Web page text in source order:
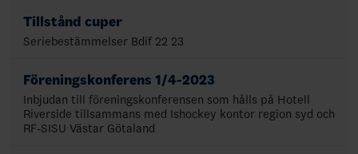
Tillstånd cuper
Seriebestämmelser Bdif 22 23
Föreningskonferens 1/4-2023
Inbjudan till föreningskonferensen som hålls på Hotell
Riverside tillsammans med Ishockey kontor region syd och
RF-SISU Västar Götaland